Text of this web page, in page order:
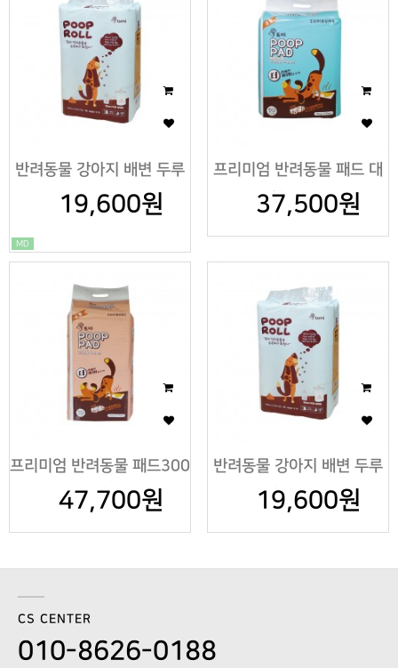
반려동물 강아지 배변 두루
말이 18롤
19,600원
MD
프리미엄 반려동물 패드 대
형120매
37,500원
프리미엄 반려동물 패드300
매
47,700원
반려동물 강아지 배변 두루
말이 18롤
19,600원
CS CENTER
010-8626-0188